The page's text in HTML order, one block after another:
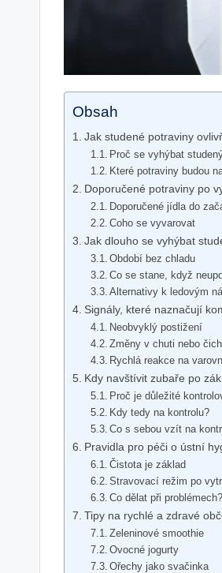
Obsah
Jak studené potraviny
Proč se vyhýbat
Které potraviny budou
Doporučené potraviny po
Doporučené jídla do
Coho se vyvarovat
Jak dlouho se vyhýbat
Období bez chladu
Co se stane, když
Alternativy k ledovým
Signály, které naznačují
Neobvyklý postižení
Změny v chuti nebo
Rychlá reakce na
Kdy navštívit zubaře po
Proč je důležité
Kdy tedy na kontrolu?
Co s sebou vzít na
Pravidla pro péči o ústní
Čistota je základ
Stravovací režim po
Co dělat při problémech?
Tipy na rychlé a zdravé
Zeleninové smoothie
Ovocné jogurty
Ořechy jako svačinka